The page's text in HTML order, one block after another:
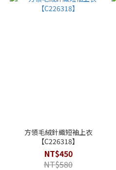
方領毛絨針織短袖上衣
【C226318】
NT$450
NT$580